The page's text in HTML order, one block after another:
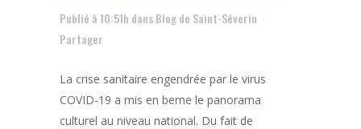
Publié à 10:51h dansBlog de Saint-Séverin
Partager
La crise sanitaire engendrée par le virus
COVID-19 a mis en berne le panorama
culturel au niveau national. Du fait de